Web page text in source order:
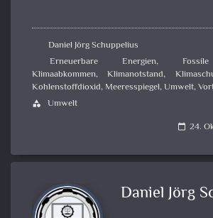
Daniel Jörg Schuppelius
Erneuerbare Energien,
Klimaabkommen,Klimanotstand,
Kohlenstoffdioxid, Meeresspiegel,Umwelt,
category Umwelt
calendar_today 24.
Daniel Jörg